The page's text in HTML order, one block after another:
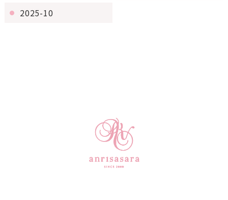
2025-10